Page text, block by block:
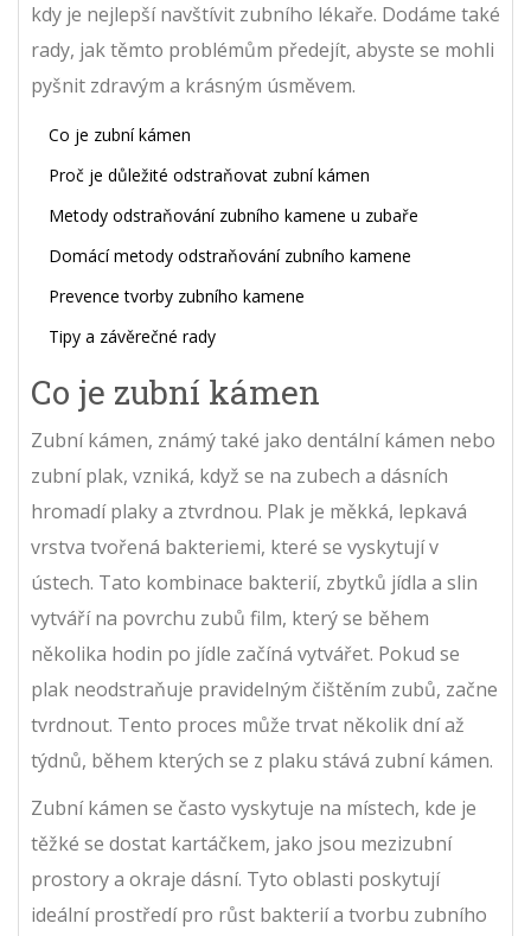
kdy je nejlepší navštívit zubního lékaře. Dodáme také
rady, jak těmto problémům předejít, abyste se mohli
pyšnit zdravým a krásným úsměvem.
Co je zubní kámen
Proč je důležité odstraňovat zubní kámen
Metody odstraňování zubního kamene u zubaře
Domácí metody odstraňování zubního kamene
Prevence tvorby zubního kamene
Tipy a závěrečné rady
Co je zubní kámen
Zubní kámen, známý také jako dentální kámen nebo
zubní plak, vzniká, když se na zubech a dásních
hromadí plaky a ztvrdnou. Plak je měkká, lepkavá
vrstva tvořená bakteriemi, které se vyskytují v
ústech. Tato kombinace bakterií, zbytků jídla a slin
vytváří na povrchu zubů film, který se během
několika hodin po jídle začíná vytvářet. Pokud se
plak neodstraňuje pravidelným čištěním zubů, začne
tvrdnout. Tento proces může trvat několik dní až
týdnů, během kterých se z plaku stává zubní kámen.
Zubní kámen se často vyskytuje na místech, kde je
těžké se dostat kartáčkem, jako jsou mezizubní
prostory a okraje dásní. Tyto oblasti poskytují
ideální prostředí pro růst bakterií a tvorbu zubního